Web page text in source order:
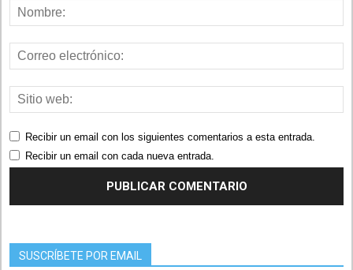
Recibir un email con los siguientes comentarios a esta entrada.
Recibir un email con cada nueva entrada.
SUSCRÍBETE POR EMAIL